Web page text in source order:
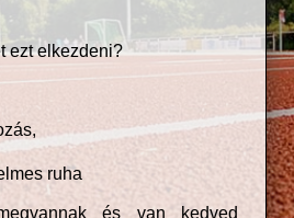
ezt elkezdeni?
ruha
és van kedved